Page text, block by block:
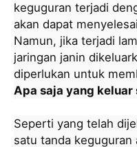
keguguran terjadi
akan dapat
Namun, jika terjadi
jaringan janin
diperlukan untuk
Apa saja yang keluar
Seperti yang telah
satu tanda keguguran